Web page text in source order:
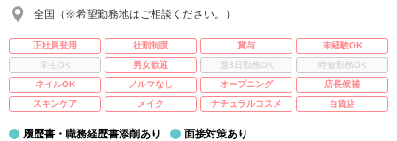
全国（※希望勤務地はご相談ください。）
正社員登用 社割制度 賞与
未経験OK
学生OK
男女歓迎 週3日勤務OK
時短勤務OK
ネイルOK
ノルマなし オープニング
店長候補
スキンケア
メイク ナチュラルコスメ 百貨店
履歴書・職務経歴書添削あり 面接対策あり